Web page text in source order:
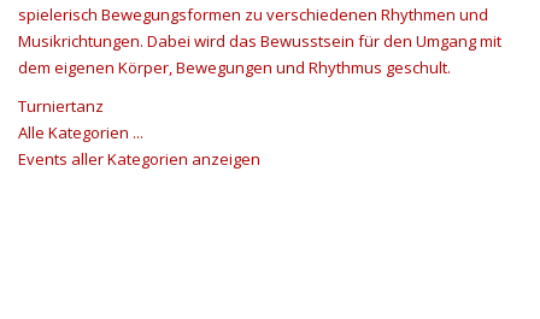
spielerisch Bewegungsformen zu verschiedenen Rhythmen und
Musikrichtungen. Dabei wird das Bewusstsein für den Umgang mit
dem eigenen Körper, Bewegungen und Rhythmus geschult.
Turniertanz
Alle Kategorien ...
Events aller Kategorien anzeigen